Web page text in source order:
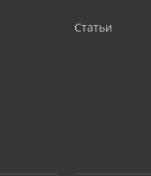
Статьи